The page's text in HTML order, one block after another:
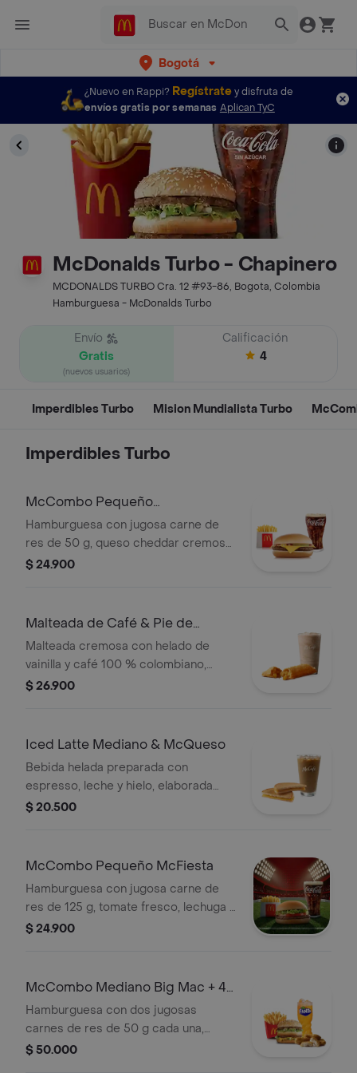
Bogotá
¿Nuevo en Rappi? Regístratey disfruta de
envíos gratis por semanas Aplican TyC
McDonalds Turbo - Chapinero
MCDONALDS TURBO Cra. 12 #93-86, Bogota, Colombia
Hamburguesa - McDonalds Turbo
Envío
Gratis
(nuevos usuarios)
Calificación
4
Imperdibles Turbo Mision Mundialista Turbo
Imperdibles Turbo
McCombo Pequeño
Hamburguesa con Queso
Hamburguesa con jugosa carne de
res de 50 g, queso cheddar cremoso,
cebolla, pepinillos, salsa de tomate y
pequeñas y bebida pequeña a
$ 24.900
Malteada de Café & Pie de
Manzana
Malteada cremosa con helado de
vainilla y café 100 % colombiano,
acompañada de pastel relleno de
$ 26.900
Iced Latte Mediano & McQueso
Bebida helada preparada con
espresso, leche y hielo, elaborada
con café 100 % colombiano,
$ 20.500
McCombo Pequeño McFiesta
Hamburguesa con jugosa carne de
res de 125 g, tomate fresco, lechuga y
salsa de tomate, en pan suave sin
elección.
$ 24.900
McCombo Mediano Big Mac + 4
Nuggets
Hamburguesa con dos jugosas
carnes de res de 50 g cada una,
cebolla, lechuga fresca, pepinillos,
$ 50.000